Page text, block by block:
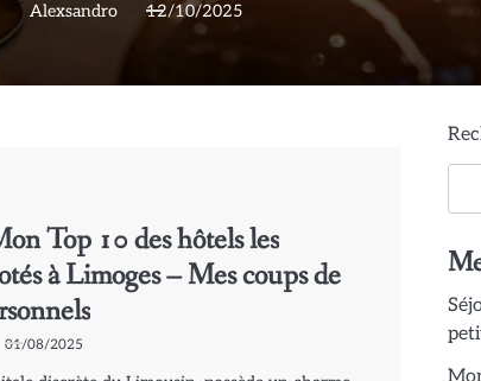
Alexsandro 04/10/2025
Top 10 des hôtels les
à Limoges – Mes coups de
01/08/2025